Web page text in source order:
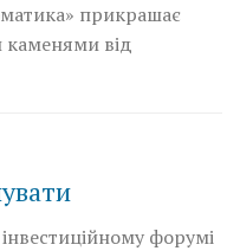
прикрашає
каменями від
форумі